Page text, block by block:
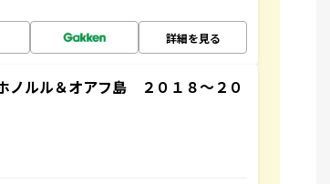
詳細を見る
ルル＆オアフ島 ２０１８～２０